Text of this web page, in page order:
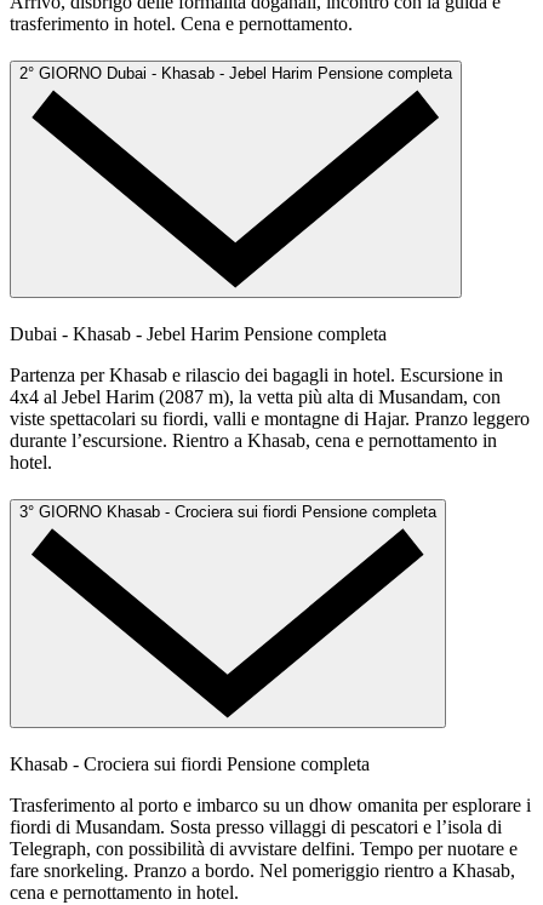
trasferimento in hotel. Cena e pernottamento.
2° GIORNO Dubai - Khasab - Jebel Harim Pensione completa
Dubai - Khasab - Jebel Harim Pensione completa
Partenza per Khasab e rilascio dei bagagli in hotel. Escursione in
4x4 al Jebel Harim (2087 m), la vetta più alta di Musandam, con
viste spettacolari su fiordi, valli e montagne di Hajar. Pranzo leggero
durante l’escursione. Rientro a Khasab, cena e pernottamento in
hotel.
3° GIORNO Khasab - Crociera sui fiordi Pensione completa
Khasab - Crociera sui fiordi Pensione completa
Trasferimento al porto e imbarco su un dhow omanita per esplorare i
fiordi di Musandam. Sosta presso villaggi di pescatori e l’isola di
Telegraph, con possibilità di avvistare delfini. Tempo per nuotare e
fare snorkeling. Pranzo a bordo. Nel pomeriggio rientro a Khasab,
cena e pernottamento in hotel.